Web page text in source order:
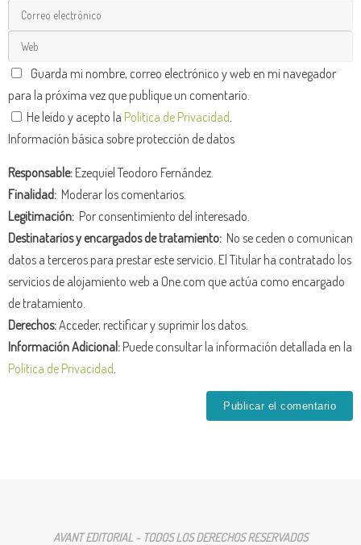
Guarda mi nombre, correo electrónico y web en mi navegador
para la próxima vez que publique un comentario.
He leído y acepto la Política de Privacidad
Información básica sobre protección de datos
Responsable:Ezequiel Teodoro Fernández.
Finalidad: Moderar los comentarios.
Legitimación: Por consentimiento del interesado.
Destinatarios y encargados de tratamiento: No se ceden o comunican
datos a terceros para prestar este servicio. El Titular ha contratado los
servicios de alojamiento web a One.com que actúa como encargado
de tratamiento.
Derechos:Acceder, rectificar y suprimir los datos.
Información Adicional:Puede consultar la información detallada en la
Política de Privacidad
AVANT EDITORIAL - TODOS LOS DERECHOS RESERVADOS